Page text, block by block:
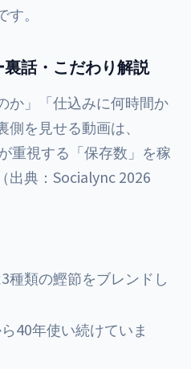
。
話・こだわり解説
か」「仕込みに何時間か
を見せる動画は、
重視する「保存数」を稼
出典：Socialync 2026
種類の鰹節をブレンドし
40年使い続けていま